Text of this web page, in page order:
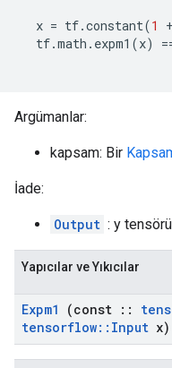
x = tf.constant(1 +
tf.math . expm1 (x)
Argümanlar:
kapsam: Bir
İade:
Output : y
Yapıcılar ve Yıkıcılar
Expm1 (const ::
tensorflow:: Input x)